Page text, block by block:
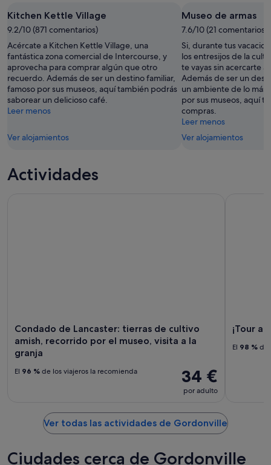
8
ago
noche,
8
ago
-
9
ago
fin
de
semana,
7
ago
-
9
ago
Kitchen Kettle Village
9.2/10 (871 comentarios)
Acércate a Kitchen Kettle Village, una
fantástica zona comercial de Intercourse, y
aprovecha para comprar algún que otro
recuerdo. Además de ser un destino familiar,
famoso por sus museos, aquí también podrás
saborear un delicioso café.
Leer menos
Ver alojamientos
Museo de armas
7.6/10 (21 comentarios)
Si, durante tus
los entresijos de la
te vayas sin acercarte
Además de ser un
un ambiente de lo
por sus museos, aquí
compras.
Leer menos
Ver alojamientos
Actividades
Condado de Lancaster: tierras de cultivo
amish, recorrido por el museo, visita a la
granja
34 €
por adulto
El 96 % de los viajeros la recomienda
¡Tour
El 98 % de
Ver todas las actividades de Gordonville
Ciudades cerca de Gordonville